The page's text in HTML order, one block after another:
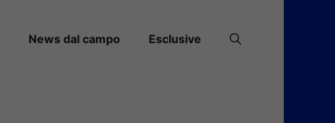
News dal campo Esclusive